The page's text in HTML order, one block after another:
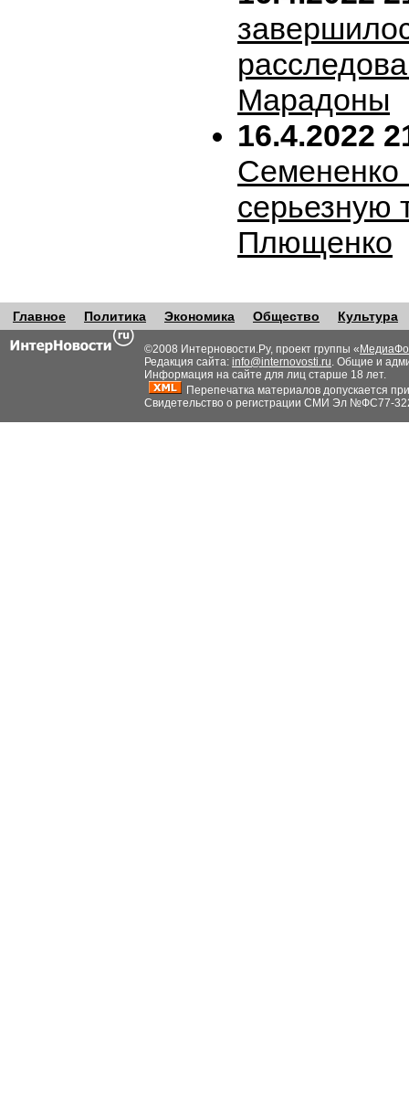
Марадоны
16.4.2022
Семененко
серьезную
Плющенко
Главное Политика Экономика Общество Культура
©2008 Интерновости.Ру, проект группы «
Редакция сайта: info@internovosti.ru. Общие и
Информация на сайте для лиц старше 18 лет.
Перепечатка материалов допускается
Свидетельство о регистрации СМИ Эл №ФС77-